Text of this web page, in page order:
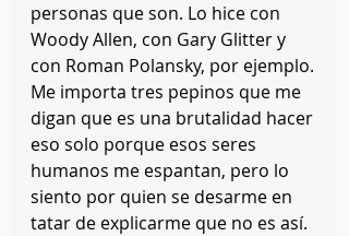
personas que son. Lo hice con
Woody Allen, con Gary Glitter y
con Roman Polansky, por ejemplo.
Me importa tres pepinos que me
digan que es una brutalidad hacer
eso solo porque esos seres
humanos me espantan, pero lo
siento por quien se desarme en
tatar de explicarme que no es así.